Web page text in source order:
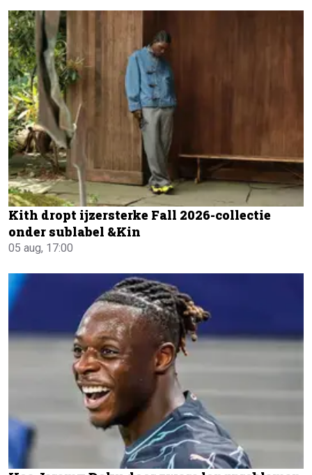
Kith dropt ijzersterke Fall 2026-collectie
onder sublabel &Kin
05 aug, 17:00